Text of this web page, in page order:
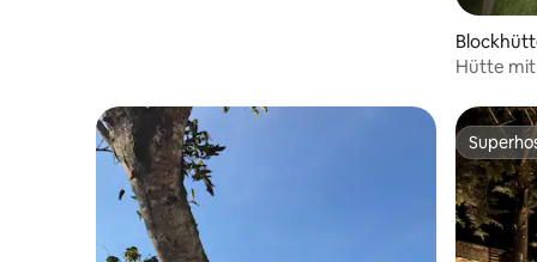
Hütte